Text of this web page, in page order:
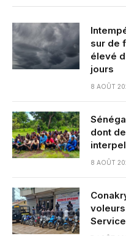
sur de
élevé
jours
8 AOÛT
dont
8 AOÛT